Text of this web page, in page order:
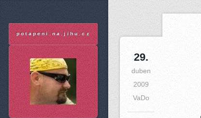
29.
duben
2009
VaDo
potapeni.na.jihu.cz